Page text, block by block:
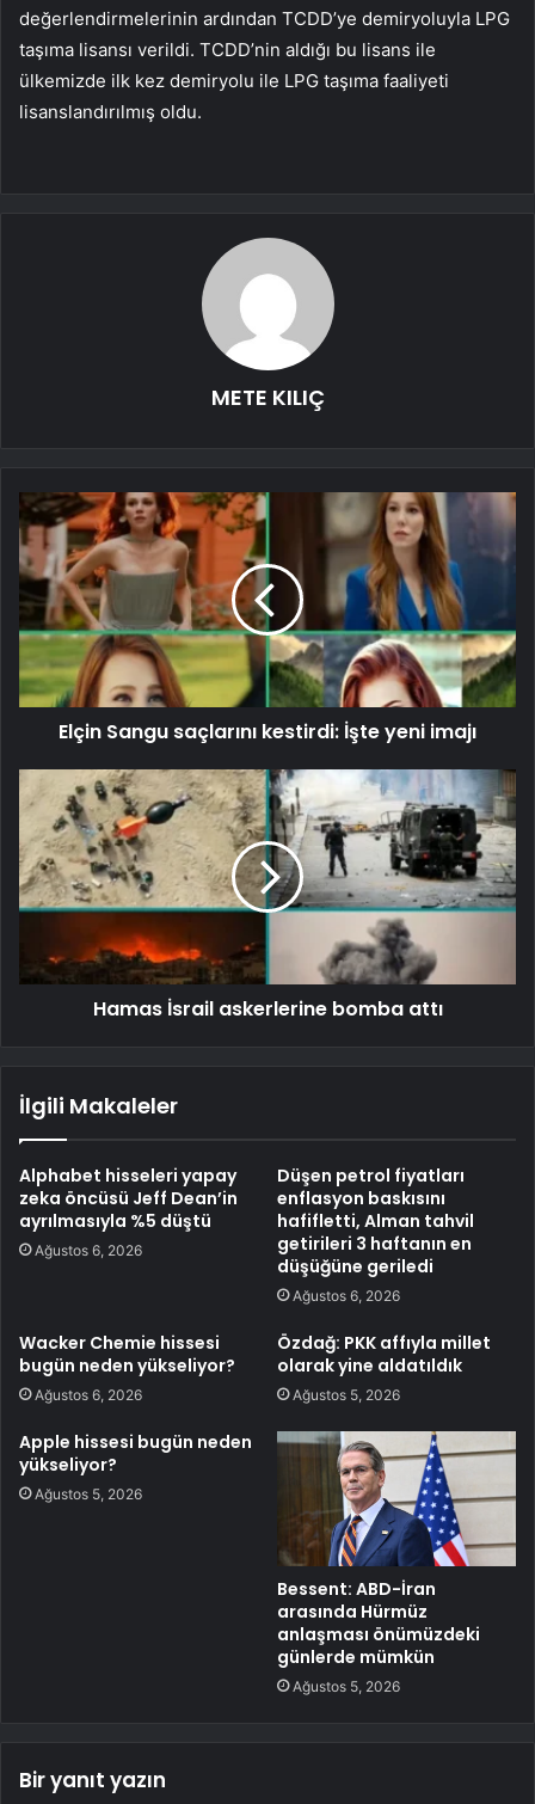
değerlendirmelerinin ardından TCDD’ye demiryoluyla LPG
taşıma lisansı verildi. TCDD’nin aldığı bu lisans ile
ülkemizde ilk kez demiryolu ile LPG taşıma faaliyeti
lisanslandırılmış oldu.
METE KILIÇ
Elçin Sangu saçlarını kestirdi: İşte yeni imajı
Hamas İsrail askerlerine bomba attı
İlgili Makaleler
Alphabet hisseleri yapay
zeka öncüsü Jeff Dean’in
ayrılmasıyla %5 düştü
Ağustos 6, 2026
Düşen petrol fiyatları
enflasyon baskısını
hafifletti, Alman tahvil
getirileri 3 haftanın en
düşüğüne geriledi
Ağustos 6, 2026
Wacker Chemie hissesi
bugün neden yükseliyor?
Ağustos 6, 2026
Özdağ: PKK affıyla millet
olarak yine aldatıldık
Ağustos 5, 2026
Apple hissesi bugün neden
yükseliyor?
Ağustos 5, 2026
Bessent: ABD-İran
arasında Hürmüz
anlaşması önümüzdeki
günlerde mümkün
Ağustos 5, 2026
Bir yanıt yazın